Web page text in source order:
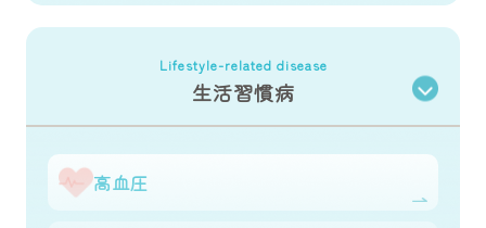
Lifestyle-related disease
生活習慣病
高血圧